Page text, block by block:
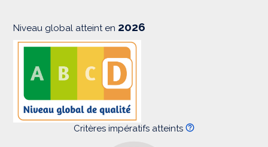
Niveau global atteint en 2026
Critères impératifs atteints